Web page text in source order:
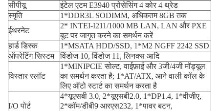
सीपीयू
इंटेल एटम E3940 प्रोसेसिंग 4 कोर 4 थ्रेड
स्मृति
1*DDR3L SODIMM, अधिकतम 8GB तक
ईथरनेट
2* INTEI-I211/1000 MB LAN, LAN और PXE
बूट पर जागृत करने का समर्थन करें
हार्ड डिस्क
1*MSATA HDD/SSD, 1*M2 NGFF 2242 SSD
ऑपरेटिंग सिस्टम
विंडोज 10, विंडोज 11, लिनक्स आदि
विस्तार स्लॉट
1*MINIPCIE सोल्ट, वाईफ़ाई और 3जी/4जी मॉड्यूल
का समर्थन करता है; 1*AT/ATX, आने वाली कॉल के
लिए ऑटो स्टार्ट का समर्थन करता है
I/O पोर्ट
4*यूएसबी 3.0, 2*यूएसबी2.0, 1*DP1.4, 1*वीजीए,
2*कॉम/डीबी9 आरएस232, 1*पावर बटन,